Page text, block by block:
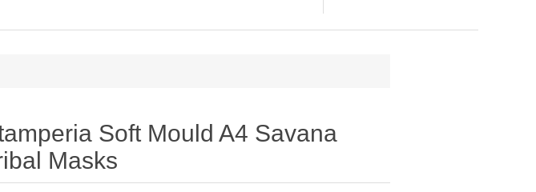
Soft Mould A4 Savana
Masks